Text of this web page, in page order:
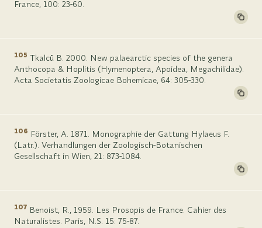
France, 100: 23-60.
105 Tkalců B. 2000. New palaearctic species of the genera
Anthocopa & Hoplitis (Hymenoptera, Apoidea, Megachilidae).
Acta Societatis Zoologicae Bohemicae, 64: 305-330.
106 Förster, A. 1871. Monographie der Gattung Hylaeus F.
(Latr.). Verhandlungen der Zoologisch-Botanischen
Gesellschaft in Wien, 21: 873-1084.
107 Benoist, R., 1959. Les Prosopis de France. Cahier des
Naturalistes. Paris, N.S. 15: 75-87.